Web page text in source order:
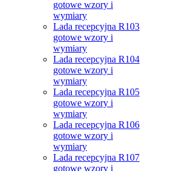
gotowe wzory i
wymiary
Lada recepcyjna R103
gotowe wzory i
wymiary
Lada recepcyjna R104
gotowe wzory i
wymiary
Lada recepcyjna R105
gotowe wzory i
wymiary
Lada recepcyjna R106
gotowe wzory i
wymiary
Lada recepcyjna R107
gotowe wzory i